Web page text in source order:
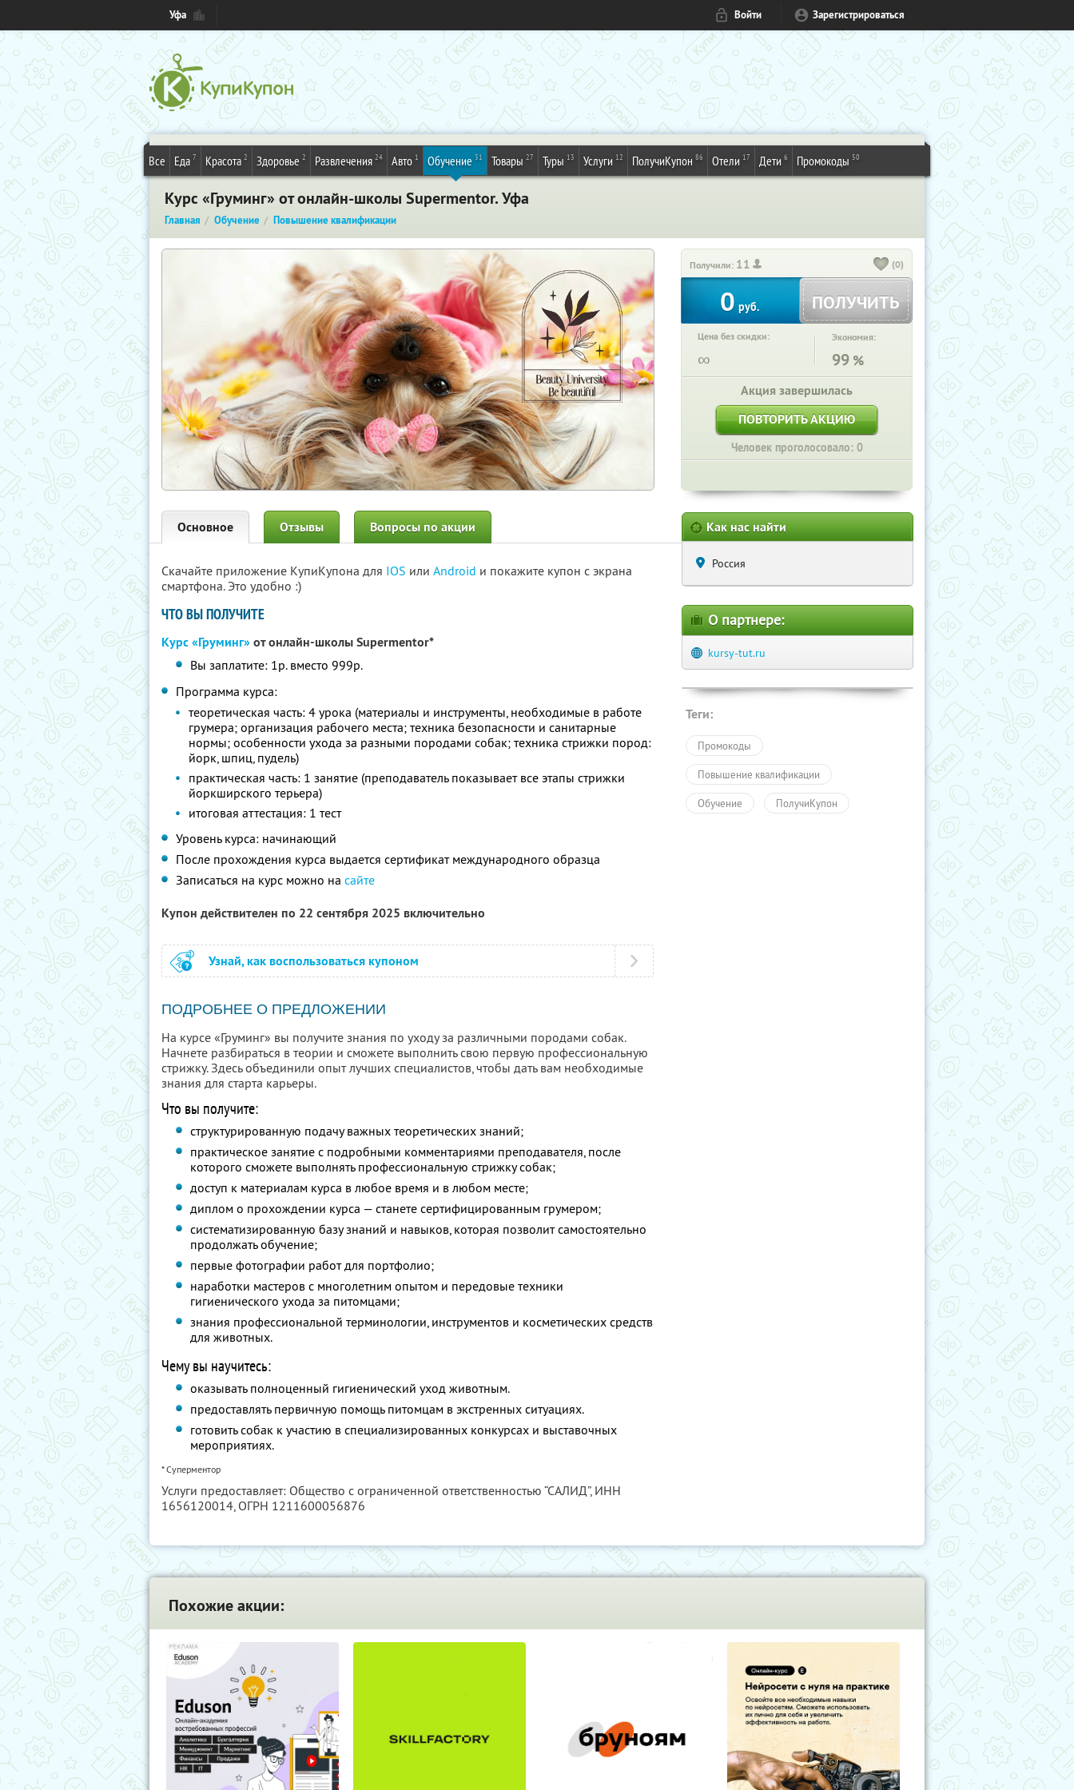
Уфа Войти Зарегистрироваться
Все Еда 7 Красота 2 Здоровье 2 Развлечения 24 Авто 1 Обучение 31 Товары 27 Туры 13 Услуги 12 ПолучиКупон 86 Отели 17 Дети 6 Промокоды 50
Курс «Груминг» от онлайн-школы Supermentor. Уфа
Главная Обучение Повышение квалификации
Получили: 11 (0)
0 руб. ПОЛУЧИТЬ
Цена без скидки:
∞
Экономия:
99 %
Акция завершилась
ПОВТОРИТЬ АКЦИЮ
Человек проголосовало: 0
Основное Отзывы Вопросы по акции
Скачайте приложение КупиКупона для IOS или Android и покажите купон с экрана
смартфона. Это удобно :)
ЧТО ВЫ ПОЛУЧИТЕ
Курс «Груминг»от онлайн-школы Supermentor*
Вы заплатите: 1р. вместо 999р.
Программа курса:
теоретическая часть: 4 урока (материалы и инструменты, необходимые в работе
грумера; организация рабочего места; техника безопасности и санитарные
нормы; особенности ухода за разными породами собак; техника стрижки пород:
йорк, шпиц, пудель)
практическая часть: 1 занятие (преподаватель показывает все этапы стрижки
йоркширского терьера)
итоговая аттестация: 1 тест
Уровень курса: начинающий
После прохождения курса выдается сертификат международного образца
Записаться на курс можно на сайте
Купон действителен по 22 сентября 2025 включительно
Узнай, как воспользоваться купоном
ПОДРОБНЕЕ О ПРЕДЛОЖЕНИИ
На курсе «Груминг» вы получите знания по уходу за различными породами собак.
Начнете разбираться в теории и сможете выполнить свою первую профессиональную
стрижку. Здесь объединили опыт лучших специалистов, чтобы дать вам необходимые
знания для старта карьеры.
Что вы получите:
структурированную подачу важных теоретических знаний;
практическое занятие с подробными комментариями преподавателя, после
которого сможете выполнять профессиональную стрижку собак;
доступ к материалам курса в любое время и в любом месте;
диплом о прохождении курса — станете сертифицированным грумером;
систематизированную базу знаний и навыков, которая позволит самостоятельно
продолжать обучение;
первые фотографии работ для портфолио;
наработки мастеров с многолетним опытом и передовые техники
гигиенического ухода за питомцами;
знания профессиональной терминологии, инструментов и косметических средств
для животных.
Чему вы научитесь:
оказывать полноценный гигиенический уход животным.
предоставлять первичную помощь питомцам в экстренных ситуациях.
готовить собак к участию в специализированных конкурсах и выставочных
мероприятиях.
* Суперментор
Услуги предоставляет: Общество с ограниченной ответственностью “САЛИД”, ИНН
1656120014, ОГРН 1211600056876
Как нас найти
Россия
О партнере:
kursy-tut.ru
Теги:
Промокоды
Повышение квалификации
Обучение ПолучиКупон
Похожие акции: